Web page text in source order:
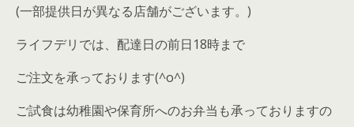
(一部提供日が異なる店舗がございます。)
ライフデリでは、配達日の前日18時まで
ご注文を承っております(^o^)
ご試食は幼稚園や保育所へのお弁当も承っておりますの